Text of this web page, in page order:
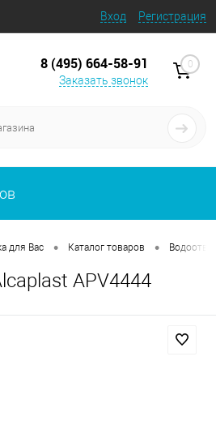
Вход Регистрация
8 (495) 664-58-91
Заказать звонок
0
для Вас • Каталог товаров •
APV4444